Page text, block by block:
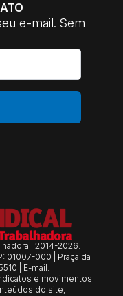
e-mail. Sem
| 2014-2026.
01007-000 | Praça da
| E-mail:
e movimentos
do site,